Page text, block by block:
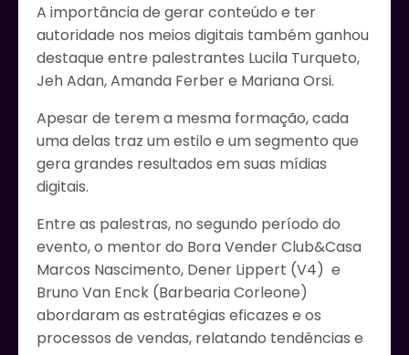
A importância de gerar conteúdo e ter
autoridade nos meios digitais também ganhou
destaque entre palestrantes Lucila Turqueto,
Jeh Adan, Amanda Ferber e Mariana Orsi.
Apesar de terem a mesma formação, cada
uma delas traz um estilo e um segmento que
gera grandes resultados em suas mídias
digitais.
Entre as palestras, no segundo período do
evento, o mentor do Bora Vender Club&Casa
Marcos Nascimento, Dener Lippert (V4) e
Bruno Van Enck (Barbearia Corleone)
abordaram as estratégias eficazes e os
processos de vendas, relatando tendências e